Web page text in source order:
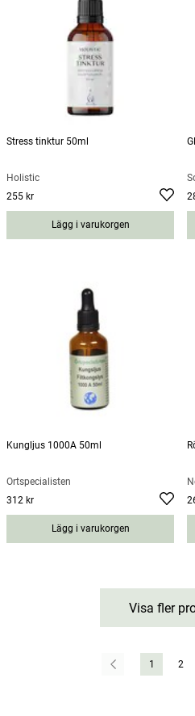
Stress tinktur 50ml
Holistic
Pris:
255 kr
Lägg i varukorgen
Kungljus 1000A 50ml
Örtspecialisten
Pris:
312 kr
Lägg i varukorgen
Visa fler
1 2